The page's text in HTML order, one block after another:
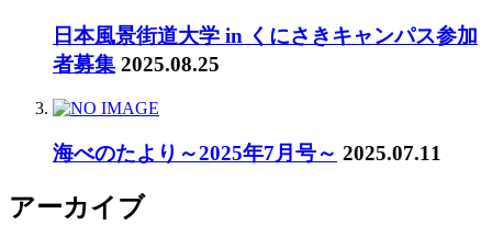
日本風景街道大学 in くにさきキャンパス参加
者募集 2025.08.25
海べのたより～2025年7月号～ 2025.07.11
アーカイブ